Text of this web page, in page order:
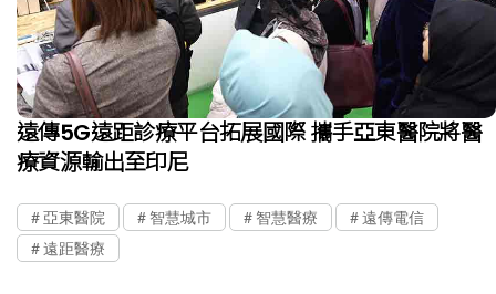
遠傳5G遠距診療平台拓展國際 攜手亞東醫院將醫
療資源輸出至印尼
亞東醫院 智慧城市 智慧醫療
遠傳電信
遠距醫療